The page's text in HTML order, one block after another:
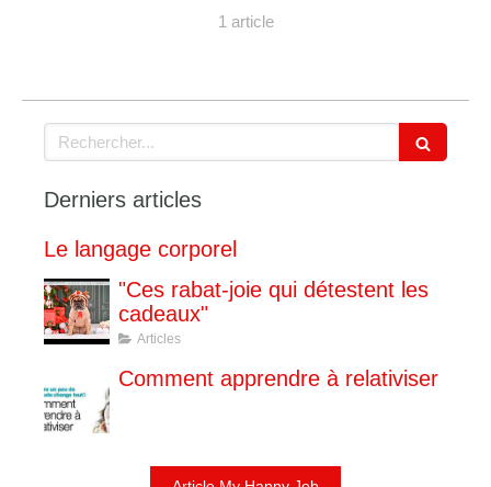
1 article
Rechercher
Derniers articles
Le langage corporel
"Ces rabat-joie qui détestent les
cadeaux"
Articles
Comment apprendre à relativiser